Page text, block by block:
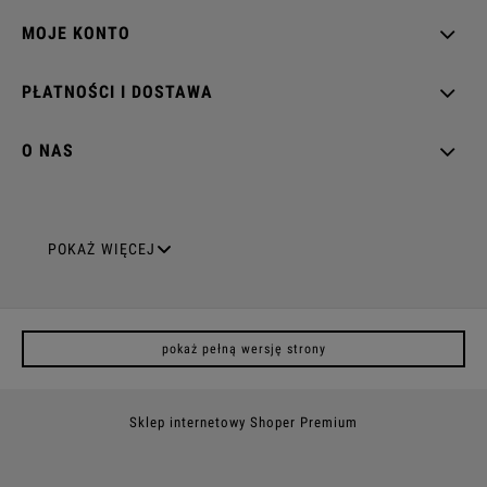
MOJE KONTO
PŁATNOŚCI I DOSTAWA
O NAS
GNIAZDA ELEKTRYCZNE
Gniazda podwójne z uziemieniem
POKAŻ WIĘCEJ
pokaż pełną wersję strony
Sklep internetowy Shoper Premium